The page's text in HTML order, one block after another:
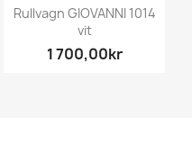
Rullvagn GIOVANNI 1014
vit
1 700,00kr